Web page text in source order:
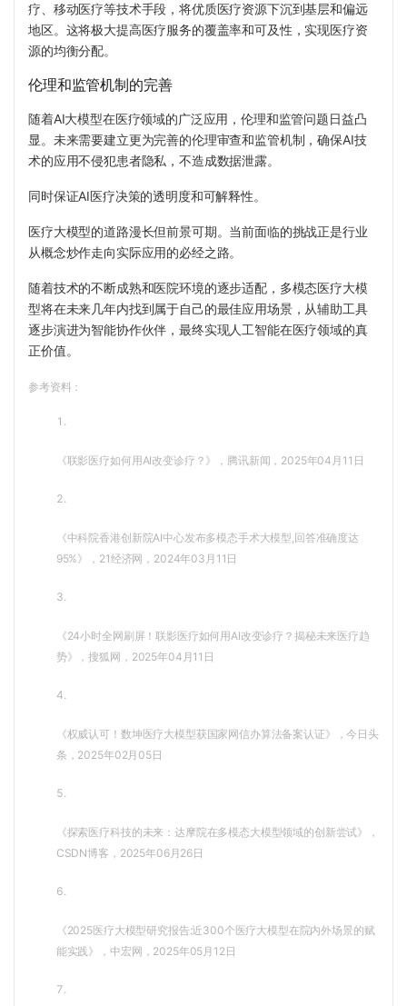
疗、移动医疗等技术手段，将优质医疗资源下沉到基层和偏远
地区。这将极大提高医疗服务的覆盖率和可及性，实现医疗资
源的均衡分配。
伦理和监管机制的完善
随着AI大模型在医疗领域的广泛应用，伦理和监管问题日益凸
显。未来需要建立更为完善的伦理审查和监管机制，确保AI技
术的应用不侵犯患者隐私，不造成数据泄露。
同时保证AI医疗决策的透明度和可解释性。
医疗大模型的道路漫长但前景可期。当前面临的挑战正是行业
从概念炒作走向实际应用的必经之路。
随着技术的不断成熟和医院环境的逐步适配，多模态医疗大模
型将在未来几年内找到属于自己的最佳应用场景，从辅助工具
逐步演进为智能协作伙伴，最终实现人工智能在医疗领域的真
正价值。
参考资料：
1.
《联影医疗如何用AI改变诊疗？》，腾讯新闻，2025年04月11日
2.
《中科院香港创新院AI中心发布多模态手术大模型,回答准确度达
95%》，21经济网，2024年03月11日
3.
《24小时全网刷屏！联影医疗如何用AI改变诊疗？揭秘未来医疗趋
势》，搜狐网，2025年04月11日
4.
《权威认可！数坤医疗大模型获国家网信办算法备案认证》，今日头
条，2025年02月05日
5.
《探索医疗科技的未来：达摩院在多模态大模型领域的创新尝试》，
CSDN博客，2025年06月26日
6.
《2025医疗大模型研究报告:近300个医疗大模型在院内外场景的赋
能实践》，中宏网，2025年05月12日
7.